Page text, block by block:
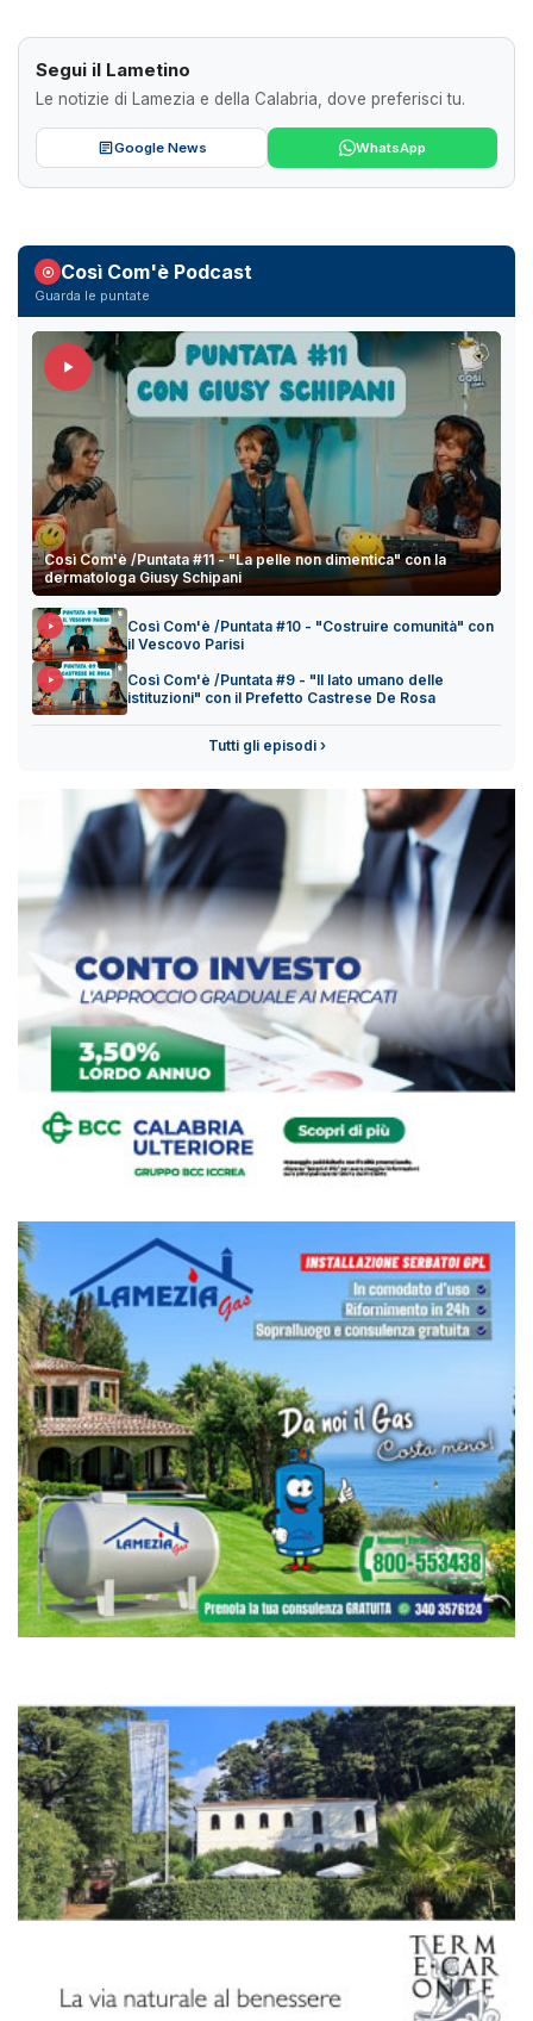
Segui il Lametino
Le notizie di Lamezia e della Calabria, dove preferisci tu.
Google News WhatsApp
Così Com'è Podcast
Guarda le puntate
Così Com'è /Puntata #11 - "La pelle non dimentica" con la
dermatologa Giusy Schipani
Così Com'è /Puntata #10 - "Costruire comunità" con
il Vescovo Parisi
Così Com'è /Puntata #9 - "Il lato umano delle
istituzioni" con il Prefetto Castrese De Rosa
Tutti gli episodi ›